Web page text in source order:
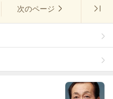
次のページ